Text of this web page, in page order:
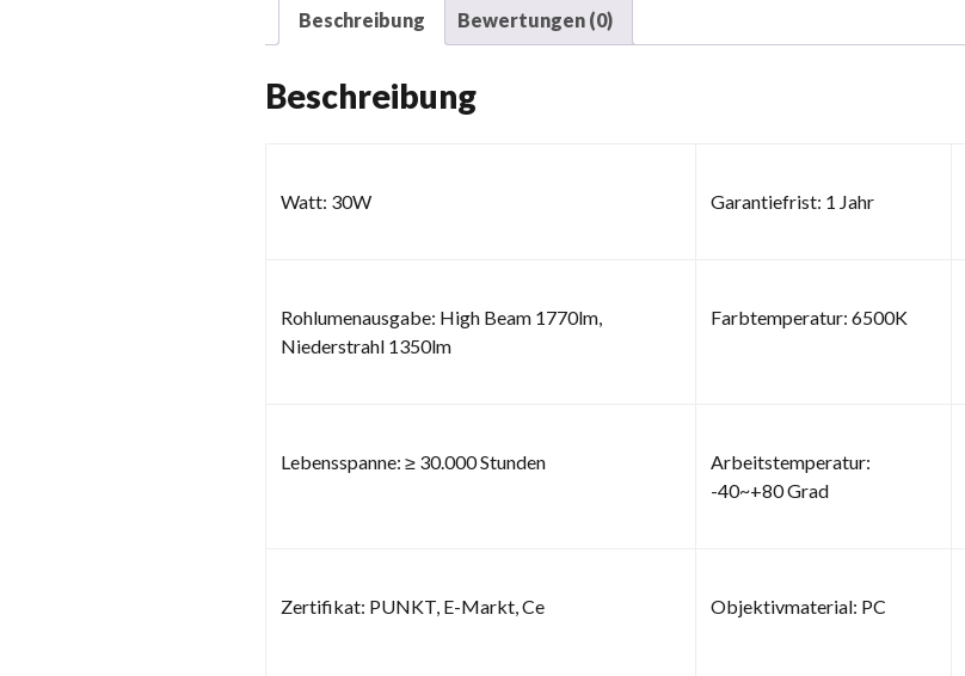
Beschreibung Bewertungen (0)
Beschreibung
Watt: 30W Garantiefrist: 1 Jahr
Rohlumenausgabe: High Beam 1770lm,
Niederstrahl 1350lm
Farbtemperatur: 6500K
Lebensspanne: ≥ 30.000 Stunden
Arbeitstemperatur:
-40~+80 Grad
Zertifikat: PUNKT, E-Markt, Ce Objektivmaterial: PC